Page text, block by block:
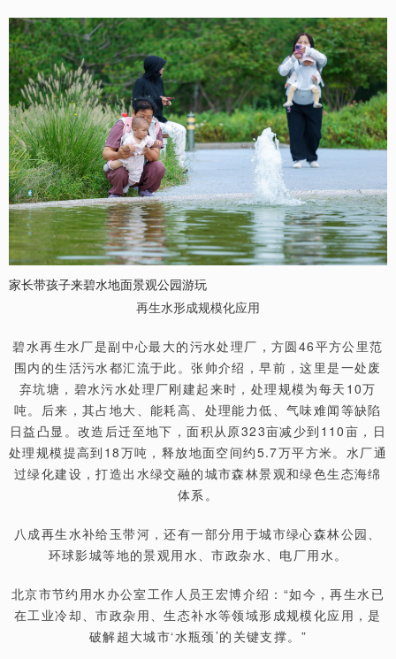
家长带孩子来碧水地面景观公园游玩
再生水形成规模化应用
碧水再生水厂是副中心最大的污水处理厂，方圆46平方公里范
围内的生活污水都汇流于此。张帅介绍，早前，这里是一处废
弃坑塘，碧水污水处理厂刚建起来时，处理规模为每天10万
吨。后来，其占地大、能耗高、处理能力低、气味难闻等缺陷
日益凸显。改造后迁至地下，面积从原323亩减少到110亩，日
处理规模提高到18万吨，释放地面空间约5.7万平方米。水厂通
过绿化建设，打造出水绿交融的城市森林景观和绿色生态海绵
体系。
八成再生水补给玉带河，还有一部分用于城市绿心森林公园、
环球影城等地的景观用水、市政杂水、电厂用水。
北京市节约用水办公室工作人员王宏博介绍：“如今，再生水已
在工业冷却、市政杂用、生态补水等领域形成规模化应用，是
破解超大城市‘水瓶颈’的关键支撑。”